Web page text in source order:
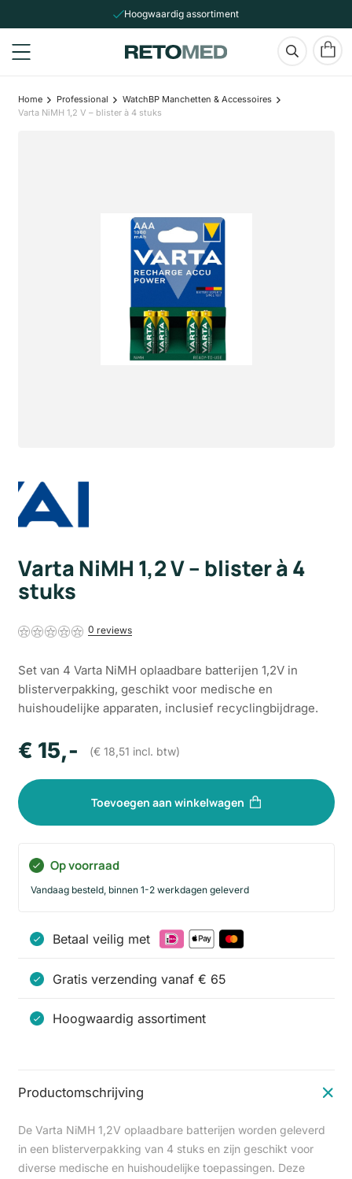
Hoogwaardig assortiment
Home Professional
WatchBP Manchetten & Accessoires
Varta NiMH 1,2 V – blister à 4 stuks
Varta NiMH 1,2 V – blister à 4
stuks
0
Set van 4 Varta NiMH oplaadbare batterijen 1,2V in
blisterverpakking, geschikt voor medische en
huishoudelijke apparaten, inclusief recyclingbijdrage.
€ 15,- (€18,51 incl. btw)
Toevoegen aan winkelwagen
Op voorraad
Vandaag besteld, binnen 1-2 werkdagen geleverd
Betaal veilig met
Gratis verzending vanaf € 65
Hoogwaardig assortiment
Productomschrijving
De Varta NiMH 1,2V oplaadbare batterijen worden geleverd
in een blisterverpakking van 4 stuks en zijn geschikt voor
diverse medische en huishoudelijke toepassingen. Deze